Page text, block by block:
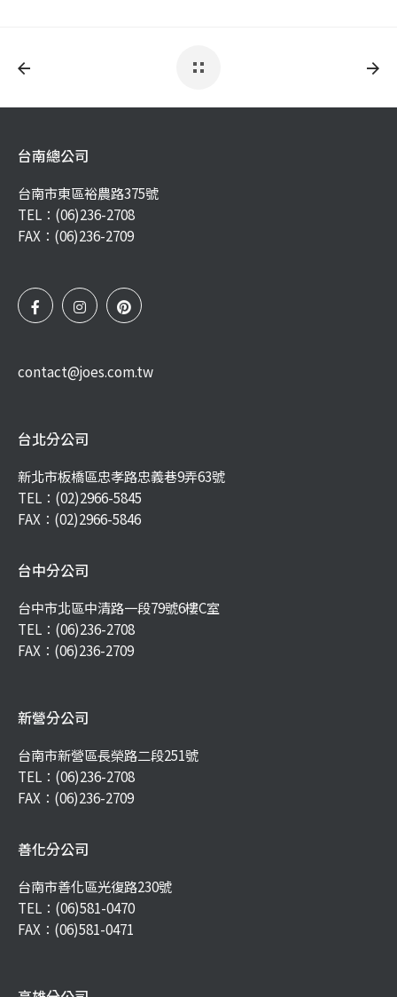
台南總公司
台南市東區裕農路375號
TEL： (06)236-2708
FAX：(06)236-2709
contact@joes.com.tw
台北分公司
新北市板橋區忠孝路忠義巷9弄63號
TEL： (02)2966-5845
FAX：(02)2966-5846
台中分公司
台中市北區中清路一段79號6樓C室
TEL： (06)236-2708
FAX：(06)236-2709
新營分公司
台南市新營區長榮路二段251號
TEL： (06)236-2708
FAX：(06)236-2709
善化分公司
台南市善化區光復路230號
TEL： (06)581-0470
FAX：(06)581-0471